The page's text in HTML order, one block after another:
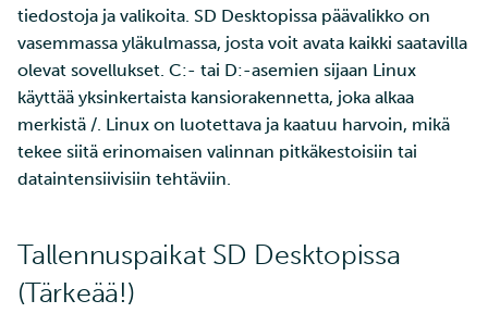
tiedostoja ja valikoita. SD Desktopissa päävalikko on
vasemmassa yläkulmassa, josta voit avata kaikki saatavilla
olevat sovellukset. C:- tai D:-asemien sijaan Linux
käyttää yksinkertaista kansiorakennetta, joka alkaa
merkistä /. Linux on luotettava ja kaatuu harvoin, mikä
tekee siitä erinomaisen valinnan pitkäkestoisiin tai
dataintensiivisiin tehtäviin.
Tallennuspaikat SD Desktopissa
(Tärkeää!)